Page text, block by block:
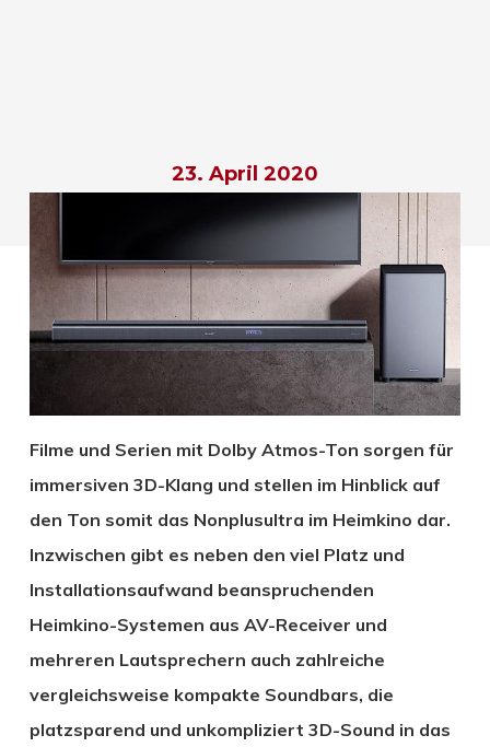
23. April 2020
Filme und Serien mit Dolby Atmos-Ton sorgen für
immersiven 3D-Klang und stellen im Hinblick auf
den Ton somit das Nonplusultra im Heimkino dar.
Inzwischen gibt es neben den viel Platz und
Installationsaufwand beanspruchenden
Heimkino-Systemen aus AV-Receiver und
mehreren Lautsprechern auch zahlreiche
vergleichsweise kompakte Soundbars, die
platzsparend und unkompliziert 3D-Sound in das